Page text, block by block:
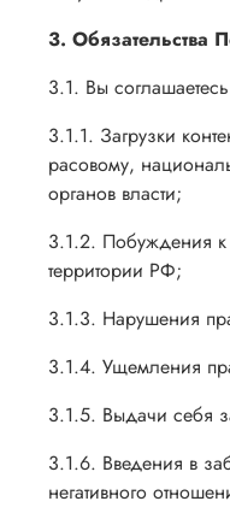
3. Обязательства
3.1. Вы
3.1.1. Загрузки
расовому,
органов власти;
3.1.2. Побуждения к
территории РФ;
3.1.3. Нарушения
3.1.4. Ущемления
3.1.5. Выдачи себя
3.1.6. Введения в
негативного